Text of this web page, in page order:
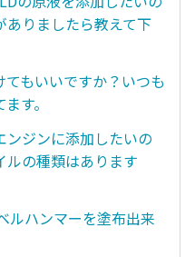
りましたら教えて下
もいいですか？いつも
す。
ンジンに添加したいの
ルの種類はあります
ルハンマーを塗布出来